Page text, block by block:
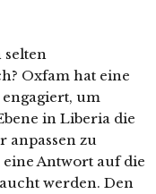
selten
Oxfam hat eine
um
in Liberia die
anpassen zu
Antwort auf die
werden. Den